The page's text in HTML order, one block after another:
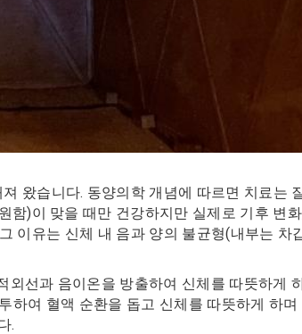
왔습니다. 동양의학 개념에 따르면 치료는
함)이 맞을 때만 건강하지만 실제로 기후 변
이유는 신체 내 음과 양의 불균형(내부는 차
선과 음이온을 방출하여 신체를 따뜻하게
하여 혈액 순환을 돕고 신체를 따뜻하게 하며
.